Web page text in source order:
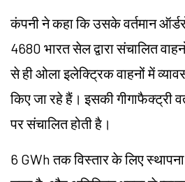
कंपनी ने कहा कि उसके वर्तमान
4680 भारत सेल द्वारा संचालित
से ही ओला इलेक्ट्रिक वाहनों में
किए जा रहे हैं। इसकी गीगाफैक्ट्री
पर संचालित होती है।
6 GWh तक विस्तार के लिए